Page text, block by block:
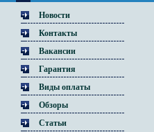
Новости
Контакты
Вакансии
Гарантия
Виды оплаты
Обзоры
Статьи